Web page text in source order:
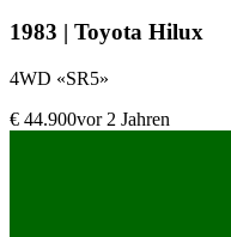
1983 | Toyota Hilux
4WD «SR5»
€ 44.900vor 2 Jahren